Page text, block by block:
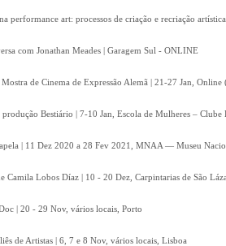
performance art: processos de criação e recriação
com Jonathan Meades | Garagem Sul - ONLINE
de Cinema de Expressão Alemã | 21-27 Jan,
produção Bestiário | 7-10 Jan, Escola de Mulheres – Clube
| 11 Dez 2020 a 28 Fev 2021, MNAA — Museu
Camila Lobos Díaz | 10 - 20 Dez, Carpintarias de São
| 20 - 29 Nov, vários locais, Porto
de Artistas | 6, 7 e 8 Nov, vários locais, Lisboa